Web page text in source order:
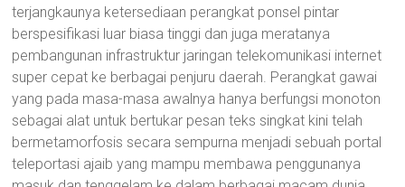
terjangkaunya ketersediaan perangkat ponsel pintar
berspesifikasi luar biasa tinggi dan juga meratanya
pembangunan infrastruktur jaringan telekomunikasi internet
super cepat ke berbagai penjuru daerah. Perangkat gawai
yang pada masa-masa awalnya hanya berfungsi monoton
sebagai alat untuk bertukar pesan teks singkat kini telah
bermetamorfosis secara sempurna menjadi sebuah portal
teleportasi ajaib yang mampu membawa penggunanya